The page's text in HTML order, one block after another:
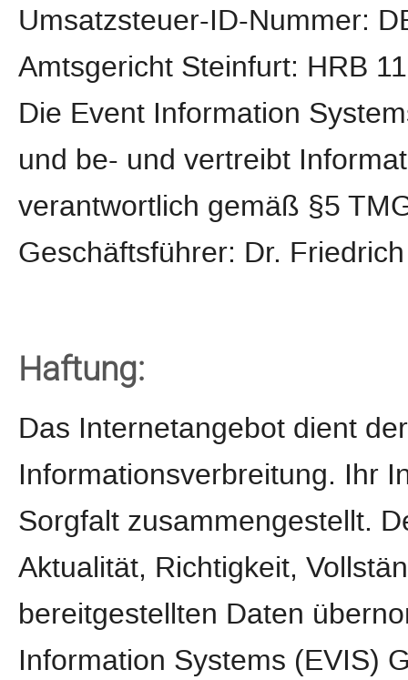
Umsatzsteuer-ID-Nummer:
Amtsgericht Steinfurt: HRB
Die Event Information
und be- und vertreibt
verantwortlich gemäß §5
Geschäftsführer: Dr.
Haftung:
Das Internetangebot dient
Informationsverbreitung. Ihr
Sorgfalt zusammengestellt.
Aktualität, Richtigkeit,
bereitgestellten Daten
Information Systems (EVIS)